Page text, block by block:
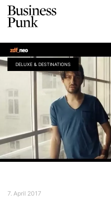
DELUXE & DESTINATIONS
7. April 2017